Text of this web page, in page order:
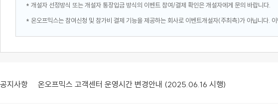
* 개설자 선정방식 또는 개설자 통장입금 방식의 이벤트 참여/결제 확인은 개설자에게 문의 바랍니다.
* 온오프믹스는 참여신청 및 참가비 결제 기능을 제공하는 회사로 이벤트개설자(주최측)가 아닙니다.
공지사항 온오프믹스 고객센터 운영시간 변경안내 (2025.06.16 시행)